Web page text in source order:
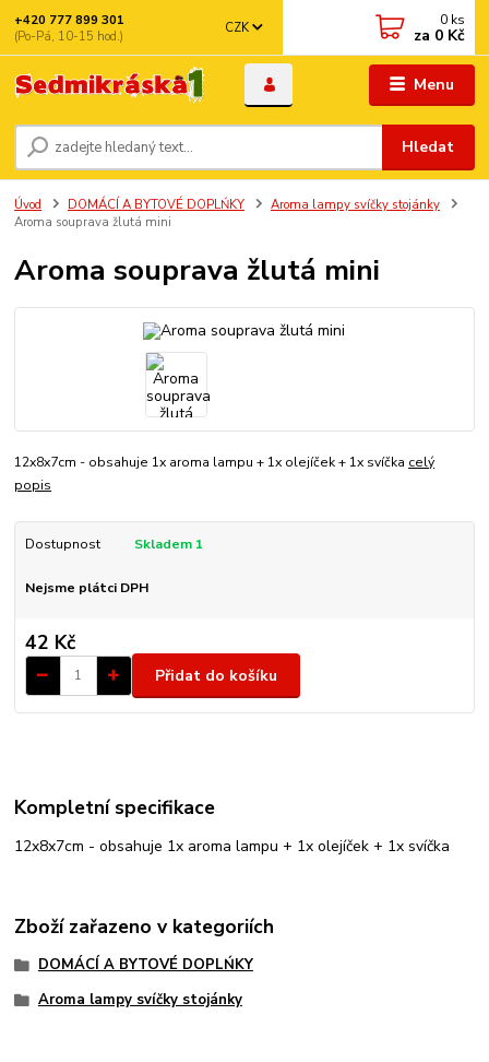
Menu
CZK
Hledat
+420 777 899 301
(Po-Pá, 10-15 hod.)
0 ks
za 0 Kč
Úvod DOMÁCÍ A BYTOVÉ DOPLŃKY
Aroma lampy svíčky stojánky
Aroma souprava žlutá mini
Aroma souprava žlutá mini
12x8x7cm - obsahuje 1x aroma lampu + 1x olejíček + 1x svíčka celý
popis
Dostupnost Skladem 1
Nejsme plátci DPH
42 Kč
Přidat do košíku
Kompletní specifikace
12x8x7cm - obsahuje 1x aroma lampu + 1x olejíček + 1x svíčka
Zboží zařazeno v kategoriích
DOMÁCÍ A BYTOVÉ DOPLŃKY
Aroma lampy svíčky stojánky